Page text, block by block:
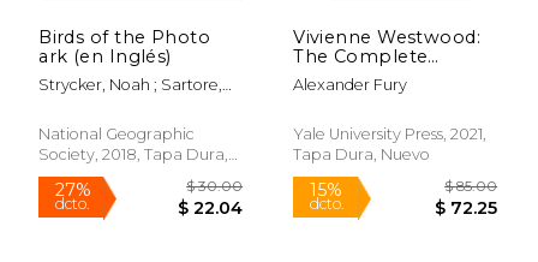
Rápido
Birds of the Photo
ark (en Inglés)
Strycker, Noah ; Sartore,
National Geographic
Society, 2018, Tapa Dura,
Nuevo
Vivienne Westwood:
The Complete
Collections (Catwalk)
(en Inglés)
Alexander Fury
Yale University Press, 2021,
Tapa Dura, Nuevo